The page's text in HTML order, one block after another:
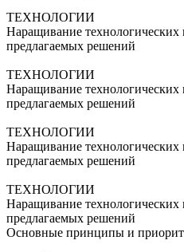
ТЕХНОЛОГИИ
Наращивание технологических
предлагаемых решений
ТЕХНОЛОГИИ
Наращивание технологических
предлагаемых решений
ТЕХНОЛОГИИ
Наращивание технологических
предлагаемых решений
ТЕХНОЛОГИИ
Наращивание технологических
предлагаемых решений
Основные принципы и